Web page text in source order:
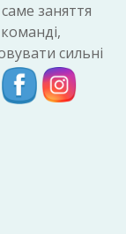
заняття
сильні